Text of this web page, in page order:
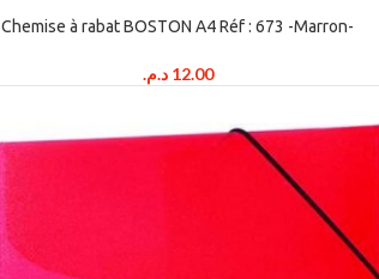
Chemise à rabat BOSTON A4 Réf : 673 -Marron-
12.00 د.م.